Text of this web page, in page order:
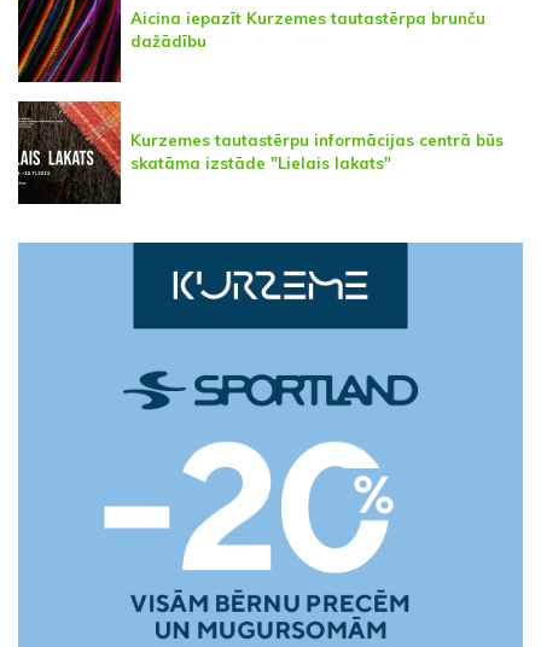
Aicina iepazīt Kurzemes tautastērpa brunču
dažādību
Kurzemes tautastērpu informācijas centrā būs
skatāma izstāde "Lielais lakats"